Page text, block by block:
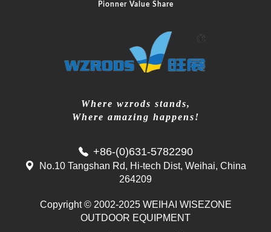
Pionner Value Share
Where wzrods stands,
Where amazing happens!
+86-(0)631-5782290
No.10 Tangshan Rd, Hi-tech Dist, Weihai, China
264209
Copyright © 2002-2025 WEIHAI WISEZONE
OUTDOOR EQUIPMENT